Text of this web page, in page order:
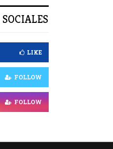
LIKE
FOLLOW
FOLLOW